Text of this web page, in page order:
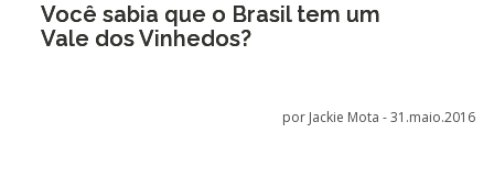
Você sabia que o Brasil tem um
Vale dos Vinhedos?
por Jackie Mota -31.maio.2016